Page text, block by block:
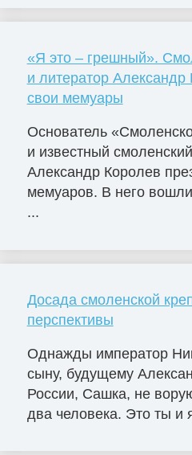
«Я это – грешный».
и литератор
свои мемуары
Основатель
и известный
Александр Королев
мемуаров. В него
...
Досада смоленской
перспективы
Однажды император
сыну, будущему
России, Сашка, не
два человека. Это ты и